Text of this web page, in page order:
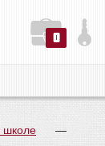
0
школе
—